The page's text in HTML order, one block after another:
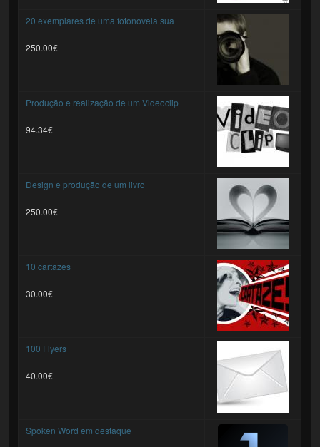
20 exemplares de uma fotonovela sua
250.00€
Produção e realização de um Videoclip
94.34€
Design e produção de um livro
250.00€
10 cartazes
30.00€
100 Flyers
40.00€
Spoken Word em destaque